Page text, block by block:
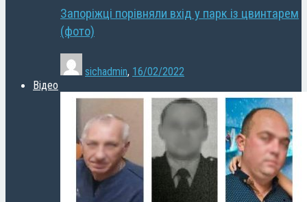
Запоріжці порівняли вхід у парк із цвинтарем
(фото)
sichadmin, 16/02/2022
Відео